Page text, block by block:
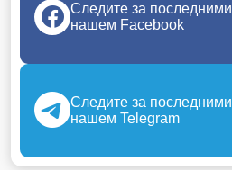
Следите за
нашем Facebook
Следите за
нашем Telegram